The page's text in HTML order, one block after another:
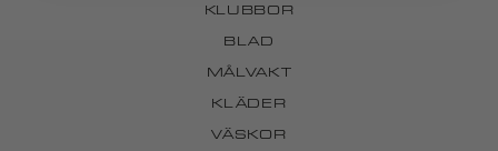
KLUBBOR
BLAD
MÅLVAKT
KLÄDER
VÄSKOR